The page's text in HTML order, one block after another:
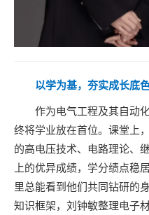
以学为基，夯实成长底
作为电气工程及其自动
终将学业放在首位。课堂上
的高电压技术、电路理论、
上的优异成绩，学分绩点稳
里总能看到他们共同钻研
知识框架，刘钟敏整理电子